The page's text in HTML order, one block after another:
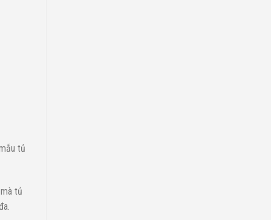
tủ
tủ